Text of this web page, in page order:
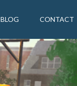
BLOG CONTACT